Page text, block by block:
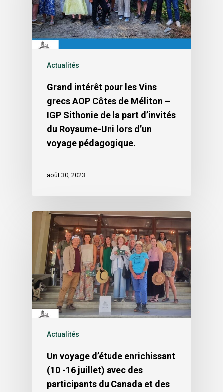
Actualités
Grand intérêt pour les Vins
grecs AOP Côtes de Méliton –
IGP Sithonie de la part d’invités
du Royaume-Uni lors d’un
voyage pédagogique.
août 30, 2023
Actualités
Un voyage d’étude enrichissant
(10 -16 juillet) avec des
participants du Canada et des